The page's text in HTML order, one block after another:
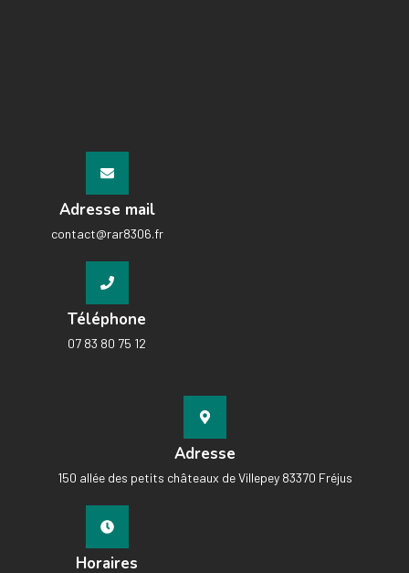
Adresse mail
contact@rar8306.fr
Téléphone
07 83 80 75 12
Adresse
150 allée des petits châteaux de Villepey 83370 Fréjus
Horaires